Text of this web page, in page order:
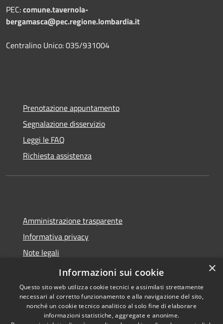
PEC:comune.tavernola-
bergamasca@pec.regione.lombardia.it
Centralino Unico: 035/931004
Prenotazione appuntamento
Segnalazione disservizio
Leggi le FAQ
Richiesta assistenza
Amministrazione trasparente
Informativa privacy
Note legali
Dichiarazione di accessibilità
Copyright © 2026 • Comune di
×
Informazioni sui cookie
Questo sito web utilizza cookie tecnici e assimilati strettamente
necessari al corretto funzionamento e alla navigazione del sito,
nonché un cookie tecnico analitico al solo fine di elaborare
informazioni statistiche, aggregate e anonime.